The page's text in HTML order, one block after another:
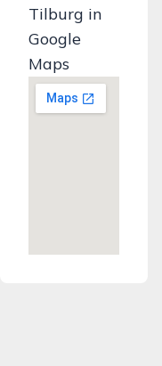
Tilburg in
Google
Maps